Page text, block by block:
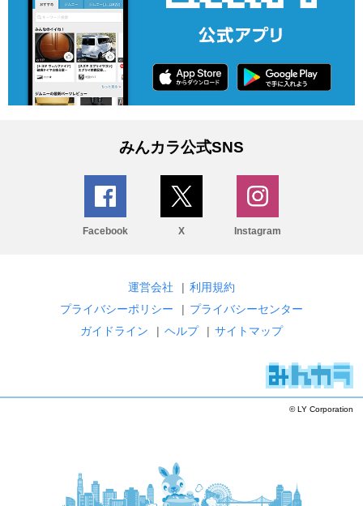
みんカラ公式SNS
Facebook X Instagram
運営会社 | 利用規約
プライバシーポリシー
| プライバシーセンター
ガイドライン
| ヘルプ | サイトマップ
© LY Corporation